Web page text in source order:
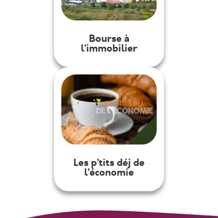
Bourse à
l’immobilier
Les p’tits déj de
l’économie